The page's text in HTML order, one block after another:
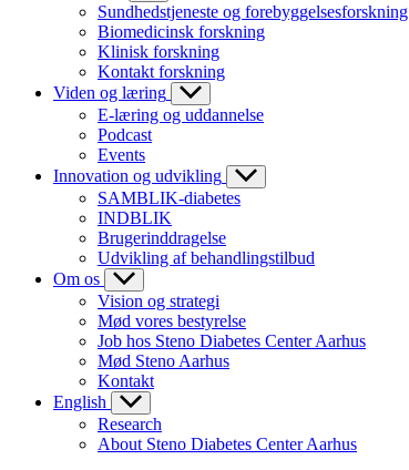
Sundhedstjeneste og forebyggelsesforskning
Biomedicinsk forskning
Klinisk forskning
Kontakt forskning
Viden og læring
E-læring og uddannelse
Podcast
Events
Innovation og udvikling
SAMBLIK-diabetes
INDBLIK
Brugerinddragelse
Udvikling af behandlingstilbud
Om os
Vision og strategi
Mød vores bestyrelse
Job hos Steno Diabetes Center Aarhus
Mød Steno Aarhus
Kontakt
English
Research
About Steno Diabetes Center Aarhus